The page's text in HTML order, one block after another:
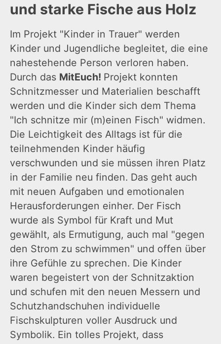
und starke Fische aus Holz
Im Projekt "Kinder in Trauer" werden
Kinder und Jugendliche begleitet, die eine
nahestehende Person verloren haben.
Durch das MitEuch! Projekt konnten
Schnitzmesser und Materialien beschafft
werden und die Kinder sich dem Thema
"Ich schnitze mir (m)einen Fisch" widmen.
Die Leichtigkeit des Alltags ist für die
teilnehmenden Kinder häufig
verschwunden und sie müssen ihren Platz
in der Familie neu finden. Das geht auch
mit neuen Aufgaben und emotionalen
Herausforderungen einher. Der Fisch
wurde als Symbol für Kraft und Mut
gewählt, als Ermutigung, auch mal "gegen
den Strom zu schwimmen" und offen über
ihre Gefühle zu sprechen. Die Kinder
waren begeistert von der Schnitzaktion
und schufen mit den neuen Messern und
Schutzhandschuhen individuelle
Fischskulpturen voller Ausdruck und
Symbolik. Ein tolles Projekt, dass